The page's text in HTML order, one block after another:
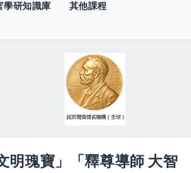
學研知識庫 其他課程
明瑰寶」「釋尊導師 大智